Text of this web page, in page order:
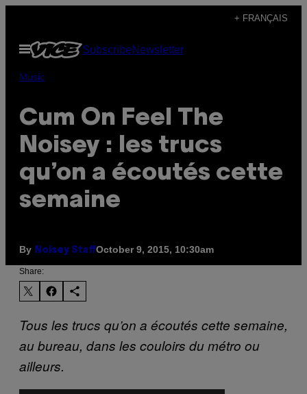
content
+ FRANÇAIS
Open
Menu
SubscribeNewsletter
Music
Cum On Feel The
Noisey : les trucs
qu’on a écoutés cette
semaine
By Noisey StaffOctober 9, 2015, 10:30am
Share:
Tous les trucs qu’on a écoutés cette semaine,
au bureau, dans les couloirs du métro ou
ailleurs.